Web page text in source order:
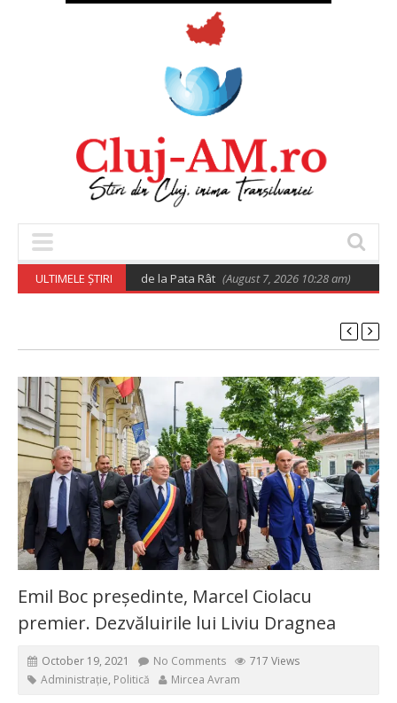
ULTIMELE ȘTIRI
relocarea rromilor de la Pata Rât (August 7, 2026 10:28 am)
Emil Boc președinte, Marcel Ciolacu
premier. Dezvăluirile lui Liviu Dragnea
October 19, 2021 No Comments
717 Views
Administrație, Politică Mircea Avram